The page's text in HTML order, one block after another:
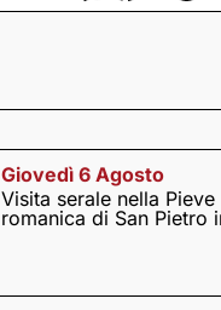
Giovedì 6 Agosto
Visita serale nella Pieve
romanica di San Pietro